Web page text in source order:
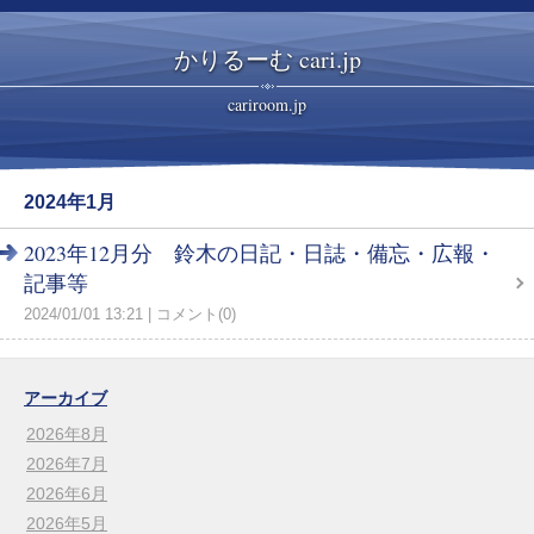
かりるーむ cari.jp
cariroom.jp
2024年1月
2023年12月分 鈴木の日記・日誌・備忘・広報・
記事等
2024/01/01 13:21 コメント(0)
アーカイブ
2026年8月
2026年7月
2026年6月
2026年5月